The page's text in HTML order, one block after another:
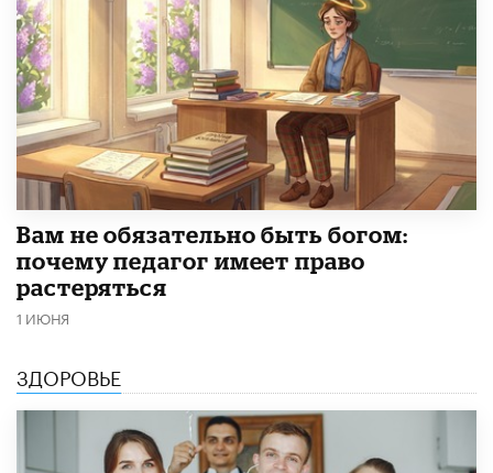
​Вам не обязательно быть богом:
почему педагог имеет право
растеряться
1 ИЮНЯ
ЗДОРОВЬЕ